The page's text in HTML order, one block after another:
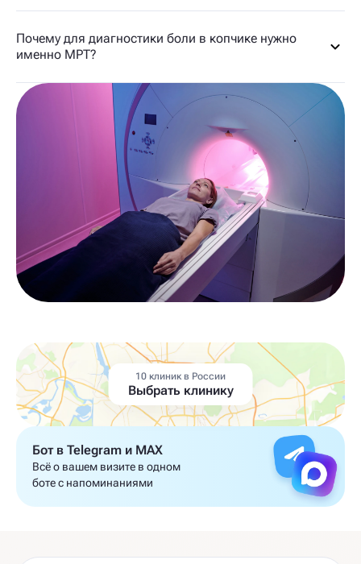
Почему для диагностики боли в копчике нужно
именно МРТ?
10 клиник в России
Выбрать клинику
Бот в Telegram и MAX
Всё о вашем визите в одном
боте с напоминаниями